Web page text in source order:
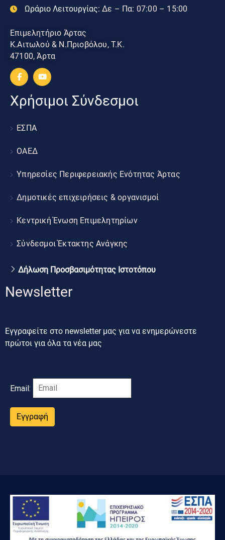
Ωράριο Λειτουργίας: Δε – Πα: 07:00 – 15:00
Επιμελητήριο Άρτας
Κ.Αιτωλού & Ν.Πριοβόλου, Τ.Κ.
47100, Άρτα
Χρήσιμοι Σύνδεσμοι
ΕΣΠΑ
ΟΑΕΔ
Υπηρεσίες Περιφερειακής Ενότητας Άρτας
Δημοτικές επιχειρήσεις & οργανισμοί
Κεντρική Ένωση Επιμελητηρίων
Σύνδεσμοι Έκτακτης Ανάγκης
Δήλωση Προσβασιμότητας Ιστοτόπου
Newsletter
Εγγραφείτε στο newsletter μας για να ενημερώνεστε
πρώτοι για όλα τα νέα μας
Email:
Εγγραφή